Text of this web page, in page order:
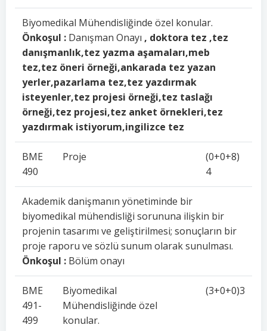
Biyomedikal Mühendisliğinde özel konular.
Önkoşul : Danışman Onayı , doktora tez ,tez
danışmanlık,tez yazma aşamaları,meb
tez,tez öneri örneği,ankarada tez yazan
yerler,pazarlama tez,tez yazdırmak
isteyenler,tez projesi örneği,tez taslağı
örneği,tez projesi,tez anket örnekleri,tez
yazdırmak istiyorum,ingilizce tez
BME
490
Proje
(0+0+8)
4
Akademik danişmanın yönetiminde bir
biyomedikal mühendisliği sorununa ilişkin bir
projenin tasarımı ve geliştirilmesi; sonuçların bir
proje raporu ve sözlü sunum olarak sunulması.
Önkoşul : Bölüm onayı
BME
491-
499
Biyomedikal
Mühendisliğinde özel
konular.
(3+0+0)3